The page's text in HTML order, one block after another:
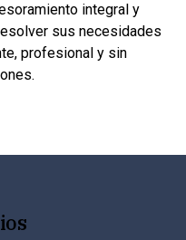
integral y
sus necesidades
profesional y sin